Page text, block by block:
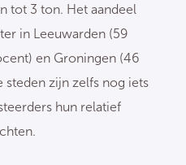
tot 3 ton. Het aandeel
in Leeuwarden (59
en Groningen (46
zijn zelfs nog iets
hun relatief